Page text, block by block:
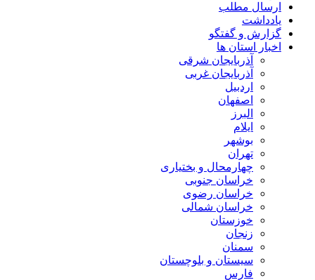
ارسال مطلب
یادداشت
گزارش و گفتگو
اخبار استان ها
آذربایجان شرقی
آذربایجان غربی
اردبیل
اصفهان
البرز
ایلام
بوشهر
تهران
چهارمحال و بختیاری
خراسان جنوبی
خراسان رضوی
خراسان شمالی
خوزستان
زنجان
سمنان
سیستان و بلوچستان
فارس